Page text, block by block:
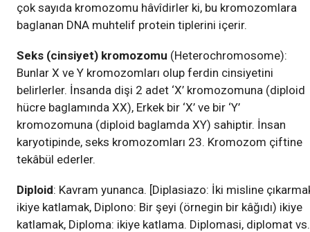
çok sayıda kromozomu hâvîdirler ki, bu kromozomlara
baglanan DNA muhtelif protein tiplerini içerir.
Seks (cinsiyet) kromozomu (Heterochromosome):
Bunlar X ve Y kromozomları olup ferdin cinsiyetini
belirlerler. İnsanda dişi 2 adet ‘X’ kromozomuna (diploid
hücre baglamında XX), Erkek bir ‘X’ ve bir ‘Y’
kromozomuna (diploid baglamda XY) sahiptir. İnsan
karyotipinde, seks kromozomları 23. Kromozom çiftine
tekâbül ederler.
Diploid: Kavram yunanca. [Diplasiazo: İki misline
ikiye katlamak, Diplono: Bir şeyi (örnegin bir kâğıdı) ikiye
katlamak, Diploma: ikiye katlama. Diplomasi, diplomat vs.